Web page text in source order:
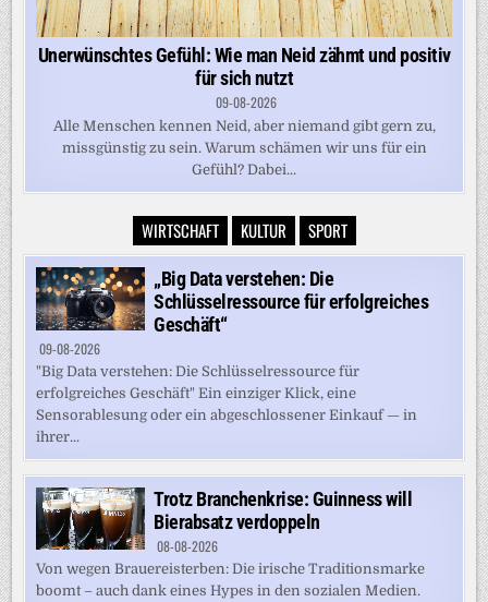
Unerwünschtes Gefühl: Wie man Neid zähmt und positiv
für sich nutzt
09-08-2026
Alle Menschen kennen Neid, aber niemand gibt gern zu,
missgünstig zu sein. Warum schämen wir uns für ein
Gefühl? Dabei...
WIRTSCHAFT KULTUR SPORT
„Big Data verstehen: Die
Schlüsselressource für erfolgreiches
Geschäft“
09-08-2026
"Big Data verstehen: Die Schlüsselressource für
erfolgreiches Geschäft" Ein einziger Klick, eine
Sensorablesung oder ein abgeschlossener Einkauf — in
ihrer...
Trotz Branchenkrise: Guinness will
Bierabsatz verdoppeln
08-08-2026
Von wegen Brauereisterben: Die irische Traditionsmarke
boomt – auch dank eines Hypes in den sozialen Medien.